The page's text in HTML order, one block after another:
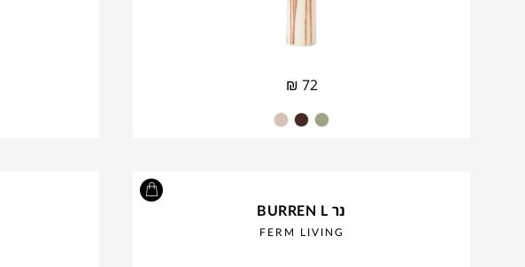
₪ 72
נר BURREN L
FERM LIVING